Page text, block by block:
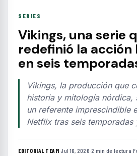
SERIES
Vikings, una serie
redefinió la acción
en seis
Vikings, la producción que
historia y mitología nórdica,
un referente imprescindible
Netflix tras seis temporadas
EDITORIAL TEAM·Jul 16, 2026·2 min de lectura·